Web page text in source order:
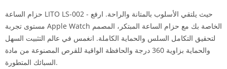
حزام الساعة LITO LS-002 - حيث يلتقي الأسلوب بالمتانة والراحة. ارفع
مستوى تجربة Apple Watch الخاصة بك مع حزام الساعة المبتكر، المصمم
لتحقيق التكامل السلس والحماية الكاملة. انغمس في عالم التثبيت السهل
والحماية بزاوية 360 درجة والحافظة الواقية للقرص المصنوعة من مادة
السبائك المتطورة.